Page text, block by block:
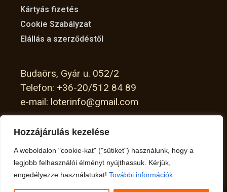
Hozzájárulás kezelése
A weboldalon "cookie-kat" ("sütiket") használunk, hogy a
legjobb felhasználói élményt nyújthassuk. Kérjük,
engedélyezze használatukat! További információk
Kártyás fizetés
Cookie Szabályzat
Elállás a szerződéstől
Budaörs, Gyár u. 052/2
Telefon: +36-20/512 84 89
e-mail: loterinfo@gmail.com
Facebook
Instagram